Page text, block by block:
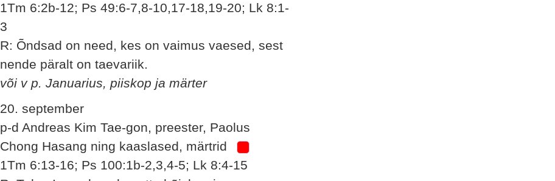
1Tm 6:2b-12; Ps 49:6-7,8-10,17-18,19-20; Lk 8:1-
3
R: Õndsad on need, kes on vaimus vaesed, sest
nende päralt on taevariik.
või v p. Januarius, piiskop ja märter
20. september
p-d Andreas Kim Tae-gon, preester, Paolus
Chong Hasang ning kaaslased, märtrid
1Tm 6:13-16; Ps 100:1b-2,3,4-5; Lk 8:4-15